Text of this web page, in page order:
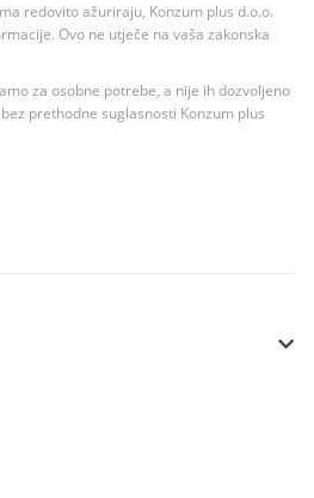
redovito ažuriraju, Konzum plus d.o.o.
Ovo ne utječe na vaša zakonska
za osobne potrebe, a nije ih dozvoljeno
prethodne suglasnosti Konzum plus